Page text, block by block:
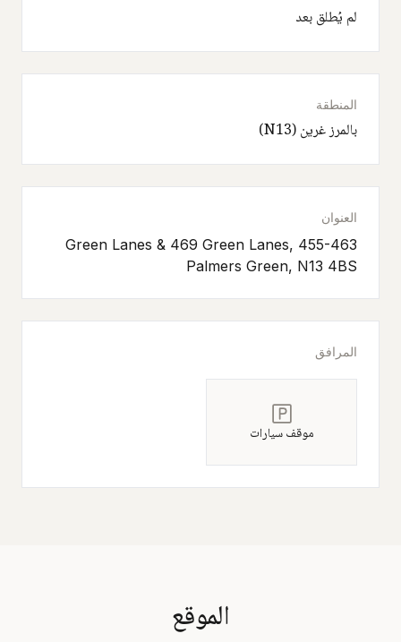
لم يُطلق بعد
المنطقة
بالمرز غرين (N13)
العنوان
455-463 Green Lanes & 469 Green Lanes,
Palmers Green, N13 4BS
المرافق
موقف سيارات
الموقع